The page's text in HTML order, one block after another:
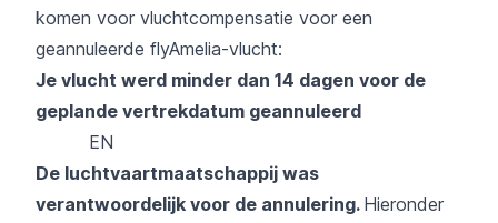
komen voor vluchtcompensatie voor een
geannuleerde flyAmelia-vlucht:
Je vlucht werd minder dan 14 dagen voor de
geplande vertrekdatum geannuleerd
EN
De luchtvaartmaatschappij was
verantwoordelijk voor de annulering. Hieronder